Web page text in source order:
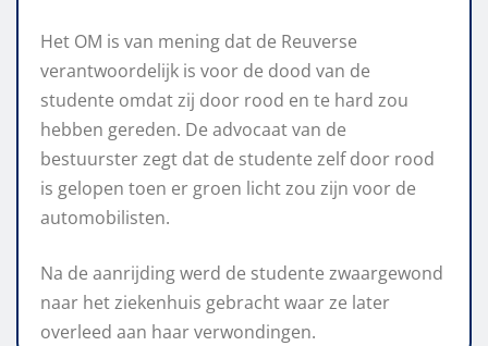
Het OM is van mening dat de Reuverse
verantwoordelijk is voor de dood van de
studente omdat zij door rood en te hard zou
hebben gereden. De advocaat van de
bestuurster zegt dat de studente zelf door rood
is gelopen toen er groen licht zou zijn voor de
automobilisten.
Na de aanrijding werd de studente zwaargewond
naar het ziekenhuis gebracht waar ze later
overleed aan haar verwondingen.